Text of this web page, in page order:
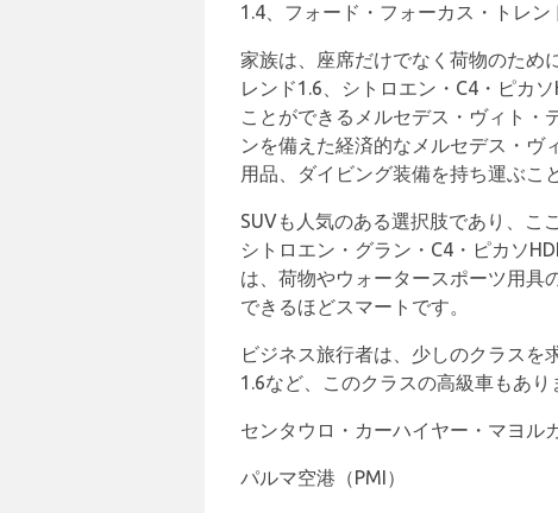
1.4、フォード・フォーカス・トレン
家族は、座席だけでなく荷物のため
レンド1.6、シトロエン・C4・ピカ
ことができるメルセデス・ヴィト・
ンを備えた経済的なメルセデス・ヴ
用品、ダイビング装備を持ち運ぶこ
SUVも人気のある選択肢であり、こ
シトロエン・グラン・C4・ピカソ
は、荷物やウォータースポーツ用具
できるほどスマートです。
ビジネス旅行者は、少しのクラスを
1.6など、このクラスの高級車もあり
センタウロ・カーハイヤー・マヨル
パルマ空港（PMI）